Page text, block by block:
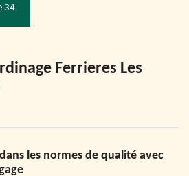
34
Ferrieres Les
les normes de qualité avec